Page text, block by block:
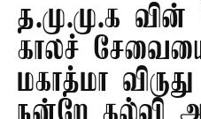
த.மு.மு.க
காலச்
மகாத்மா